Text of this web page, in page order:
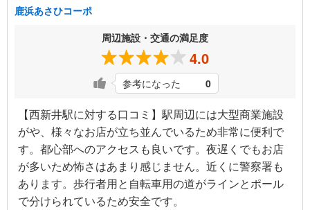
鹿浜あさひコーポ
周辺施設・交通の満足度
4.0
参考になった 0
【西新井駅に対する口コミ】駅周辺には大型商業施設
がや、様々なお店が立ち並んでいるため非常に便利で
す。都心部へのアクセスも良いです。夜遅くでもお店
が多いため怖さはあまり感じません。近くに警察署も
あります。歩行者用と自転車用の道がラインとポール
で分けられているため安全です。